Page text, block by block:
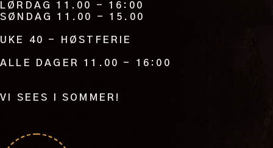
LØRDAG 11.00 - 16:00
SØNDAG 11.00 - 15.00
UKE 40 - HØSTFERIE
ALLE DAGER 11.00 - 16:00
VI SEES I SOMMER!